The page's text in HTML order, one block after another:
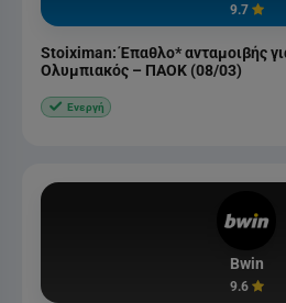
9.7
Stoiximan: Έπαθλο* ανταμοιβής
Ολυμπιακός – ΠΑΟΚ (08/03)
Ενεργή
Bwin
9.6